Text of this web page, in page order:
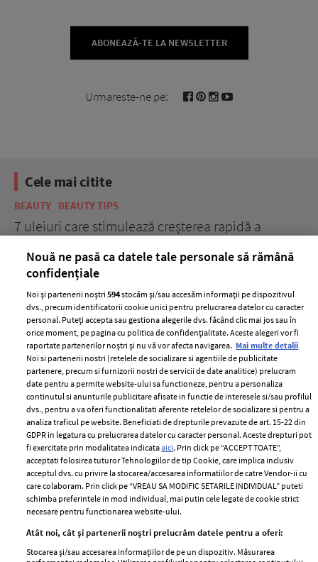
ABONEAZĂ-TE LA NEWSLETTER
Urmareste-ne pe:
Cele mai citite
BEAUTY BEAUTY TIPS
7 uleiuri care stimulează creșterea rapidă a
ELLE Style Awards
2024
Despre ELLE
Romania
Contact
Abonamente
Termeni si conditii
Politica de
confidențialitate
Politica de cookies
Publicitate
GSP
femei
Nouă ne pasă ca datele tale personale să rămână
confidențiale
Noi și partenerii noștri594stocăm și/sau accesăm informații pe dispozitivul
dvs., precum identificatorii cookie unici pentru prelucrarea datelor cu caracter
personal. Puteți accepta sau gestiona alegerile dvs. făcând clic mai jos sau în
orice moment, pe pagina cu politica de confidențialitate. Aceste alegeri vor fi
raportate partenerilor noștri și nu vă vor afecta navigarea. Mai multe detalii
Noi si partenerii nostri (retelele de socializare si agentiile de publicitate
partenere, precum si furnizorii nostri de servicii de date analitice) prelucram
date pentru a permite website-ului sa functioneze, pentru a personaliza
continutul si anunturile publicitare afisate in functie de interesele si/sau profilul
dvs., pentru a va oferi functionalitati aferente retelelor de socializare si pentru a
analiza traficul pe website. Beneficiati de drepturile prevazute de art. 15-22 din
GDPR in legatura cu prelucrarea datelor cu caracter personal. Aceste drepturi pot
fi exercitate prin modalitatea indicataaici. Prin click pe “ACCEPT TOATE”,
acceptati folosirea tuturor Tehnologiilor de tip Cookie, care implica inclusiv
acceptul dvs. cu privire la stocarea/accesarea informatiilor de catre Vendor-ii cu
care colaboram. Prin click pe “VREAU SA MODIFIC SETARILE INDIVIDUAL” puteti
schimba preferintele in mod individual, mai putin cele legate de cookie strict
necesare pentru functionarea website-ului.
Atât noi, cât și partenerii noștri prelucrăm datele pentru a oferi:
Stocarea și/sau accesarea informațiilor de pe un dispozitiv. Măsurarea